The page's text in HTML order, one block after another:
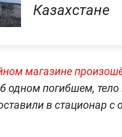
Казахстане
магазине
погибшем, тело
в стационар с